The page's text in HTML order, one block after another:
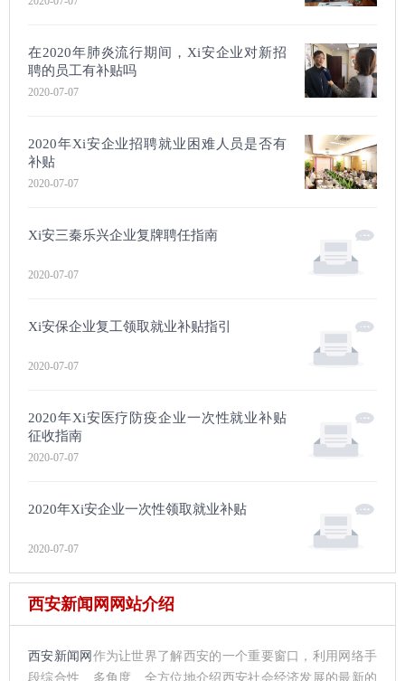
在2020年肺炎流行期间，Xi安企业对新招
聘的员工有补贴吗
2020-07-07
2020年Xi安企业招聘就业困难人员是否有
补贴
2020-07-07
Xi安三秦乐兴企业复牌聘任指南
2020-07-07
Xi安保企业复工领取就业补贴指引
2020-07-07
2020年Xi安医疗防疫企业一次性就业补贴
征收指南
2020-07-07
2020年Xi安企业一次性领取就业补贴
2020-07-07
西安新闻网网站介绍
西安新闻网 作为让世界了解西安的一个重要窗口，利用网络手
段综合性、多角度、全方位地介绍西安社会经济发展的最新的